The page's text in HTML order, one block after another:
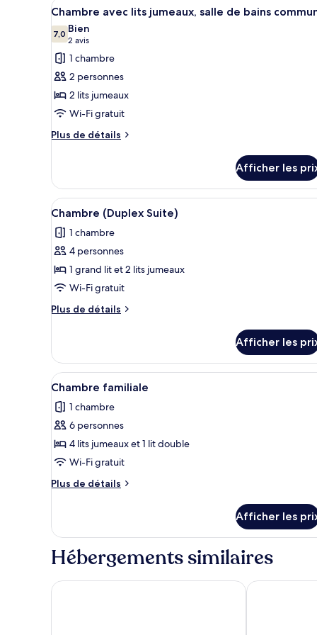
pour
les
chambres
Afficher
toutes
les
photos
pour
ce
type
de
chambre :
lits
jumeaux,
salle
de
bains
commune
3
Chambre avec lits jumeaux, salle de bains
7,07,0 sur 10
Bien
2 avis
(2 avis)
1 chambre
2 personnes
2 lits jumeaux
Wi-Fi gratuit
Plus de détails
Plus
Chambre
avec
lits
salle
de
commune
Afficher les
Afficher
toutes
les
photos
pour
ce
type
de
Chambre
(Duplex
Suite)
Une chambre d’hôtel
4
Chambre (Duplex Suite)
1 chambre
4 personnes
1 grand lit et 2 lits jumeaux
Wi-Fi gratuit
Plus de détails
Plus
Chambre
(Duplex
Suite)
Afficher les
Afficher
toutes
les
photos
pour
ce
type
de
Chambre
familiale
Une chambre d’hôtel avec
5
Chambre familiale
1 chambre
6 personnes
4 lits jumeaux et 1 lit double
Wi-Fi gratuit
Plus de détails
Plus
Chambre
familiale
Afficher les
Hébergements similaires
Hotel Excelsior Cititel